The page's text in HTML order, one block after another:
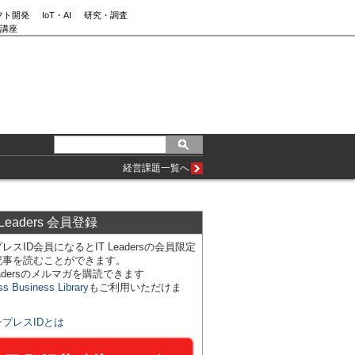
ト開発 IoT・AI
研究・調査
座
経営課題一覧へ
会員登録
スID会員になるとIT Leadersの会員限定
を読むことができます。
のメルマガを購読できます
Business Libraryもご利用いただけま
プレスIDとは